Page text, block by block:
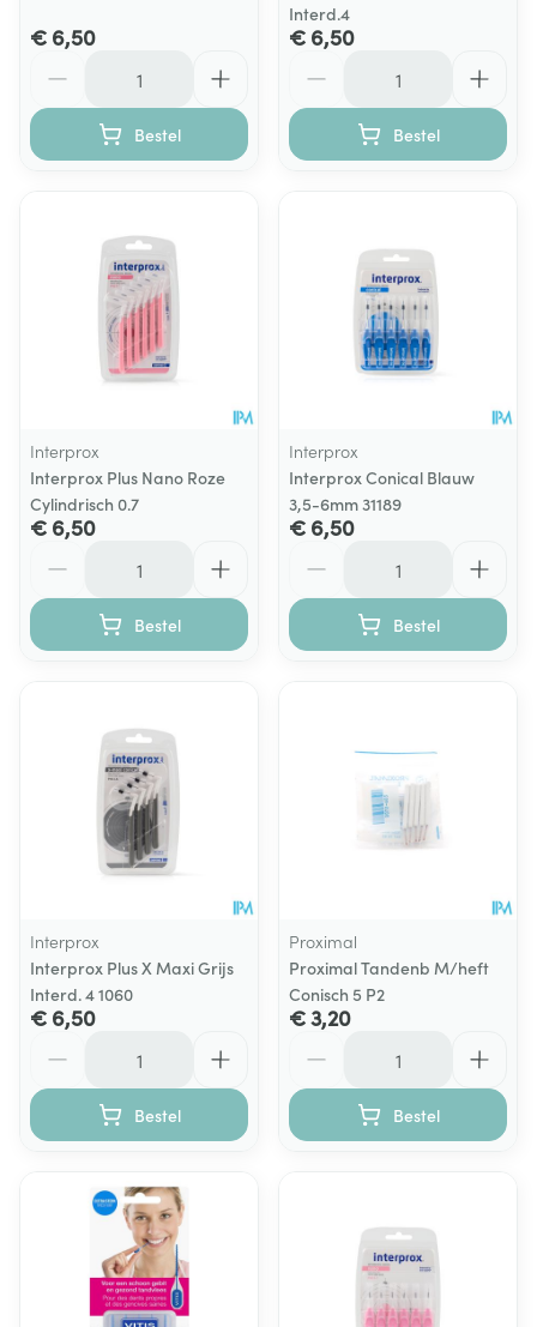
€ 6,50
Bestel
Interd.4
€ 6,50
Bestel
Interprox
Interprox Plus Nano Roze
Cylindrisch 0.7
€ 6,50
Bestel
Interprox
Interprox Conical Blauw
3,5-6mm 31189
€ 6,50
Bestel
Interprox
Interprox Plus X Maxi Grijs
Interd. 4 1060
€ 6,50
Bestel
Proximal
Proximal Tandenb M/heft
Conisch 5 P2
€ 3,20
Bestel